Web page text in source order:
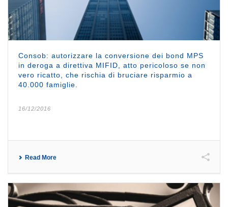
Consob: autorizzare la conversione dei bond MPS
in deroga a direttiva MIFID, atto pericoloso se non
vero ricatto, che rischia di bruciare risparmio a
40.000 famiglie.
16/12/2016
Read More